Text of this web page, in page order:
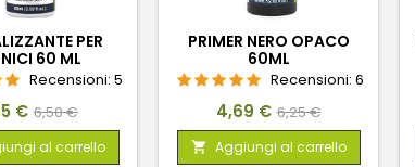
PER
60 ML
Recensioni: 5
€ Prezzo
base
6,50 €
al carrello
PRIMER NERO OPACO
60ML
Recensioni: 6
Prezzo
4,69 € Prezzo
base
6,25 €
 Aggiungi al carrello